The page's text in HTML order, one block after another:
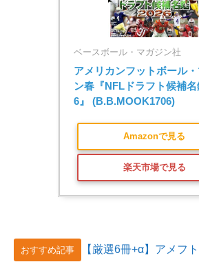
ベースボール・マガジン社
アメリカンフットボール
ン春『NFLドラフト候補名
6』 (B.B.MOOK1706)
Amazonで見る
楽天市場で見る
おすすめ記事
【厳選6冊+α】アメフ